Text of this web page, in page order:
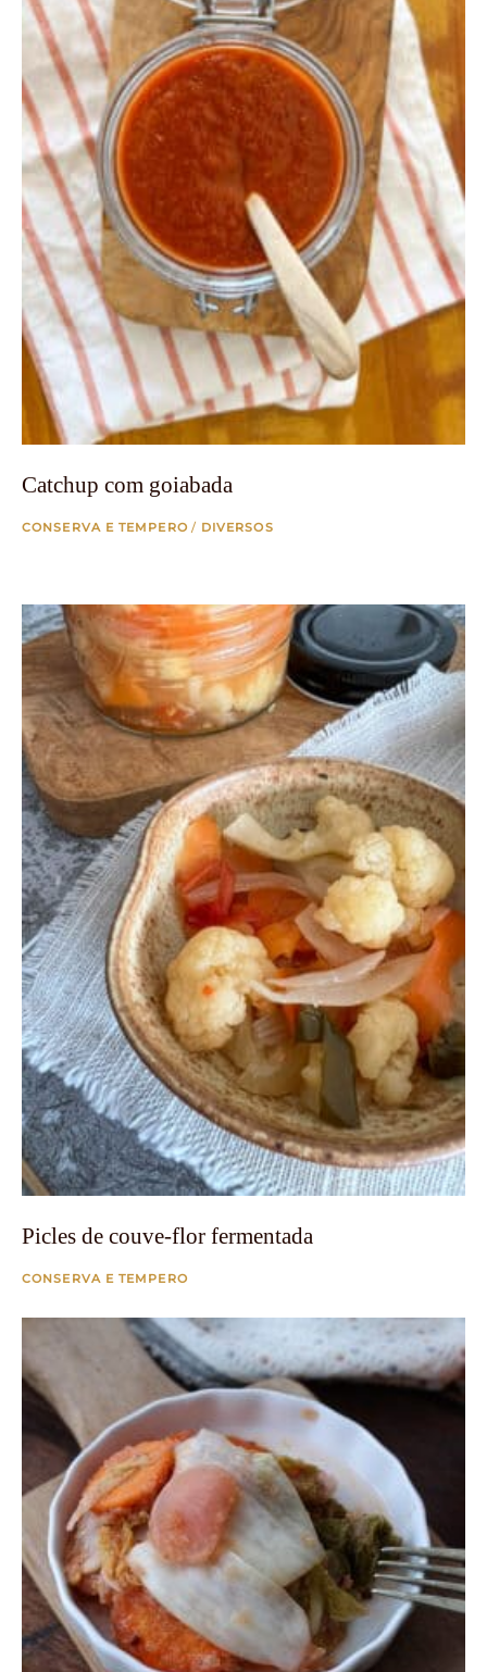
Catchup com goiabada
CONSERVA E TEMPERO / DIVERSOS
Picles de couve-flor fermentada
CONSERVA E TEMPERO